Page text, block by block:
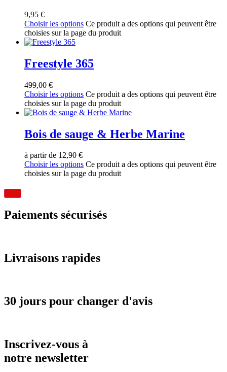
9,95 €
Choisir les options Ce produit a des options qui peuvent être
choisies sur la page du produit
Freestyle 365
499,00 €
Choisir les options Ce produit a des options qui peuvent être
choisies sur la page du produit
Bois de sauge & Herbe Marine
à partir de 12,90 €
Choisir les options Ce produit a des options qui peuvent être
choisies sur la page du produit
Paiements sécurisés
Livraisons rapides
30 jours pour changer d'avis
Inscrivez-vous à
notre newsletter